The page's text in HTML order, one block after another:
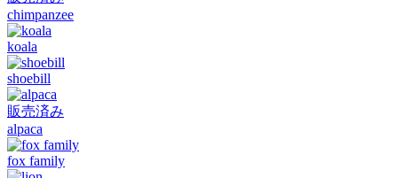
chimpanzee
koala
shoebill
販売済み
alpaca
fox family